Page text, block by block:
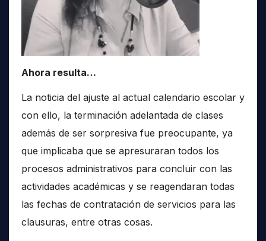
Ahora resulta…
La noticia del ajuste al actual calendario escolar y
con ello, la terminación adelantada de clases
además de ser sorpresiva fue preocupante, ya
que implicaba que se apresuraran todos los
procesos administrativos para concluir con las
actividades académicas y se reagendaran todas
las fechas de contratación de servicios para las
clausuras, entre otras cosas.